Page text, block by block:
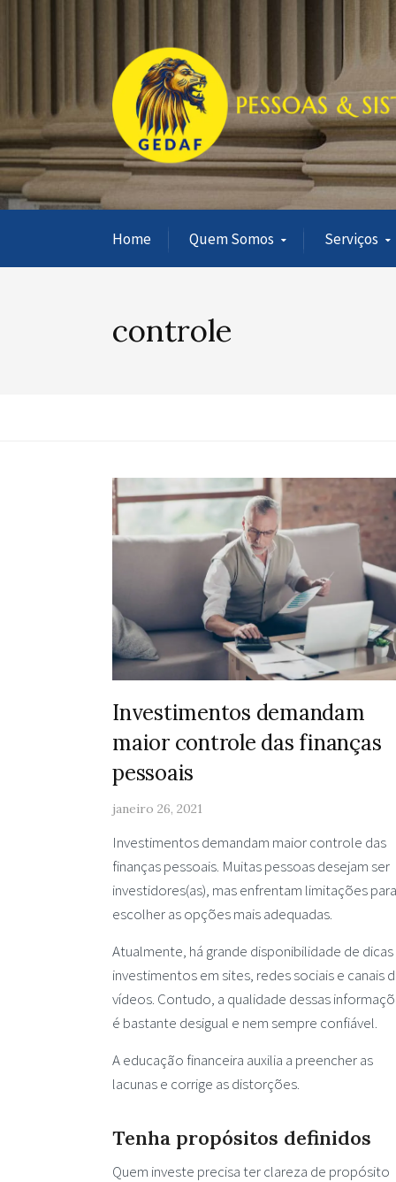
Home Quem Somos Serviços
controle
Investimentos demandam
maior controle das finanças
pessoais
janeiro 26, 2021
Investimentos demandam maior controle das
finanças pessoais. Muitas pessoas desejam ser
investidores(as), mas enfrentam limitações para
escolher as opções mais adequadas.
Atualmente, há grande disponibilidade de dicas
investimentos em sites, redes sociais e canais
vídeos. Contudo, a qualidade dessas
é bastante desigual e nem sempre confiável.
A educação financeira auxilia a preencher as
lacunas e corrige as distorções.
Tenha propósitos definidos
Quem investe precisa ter clareza de propósito